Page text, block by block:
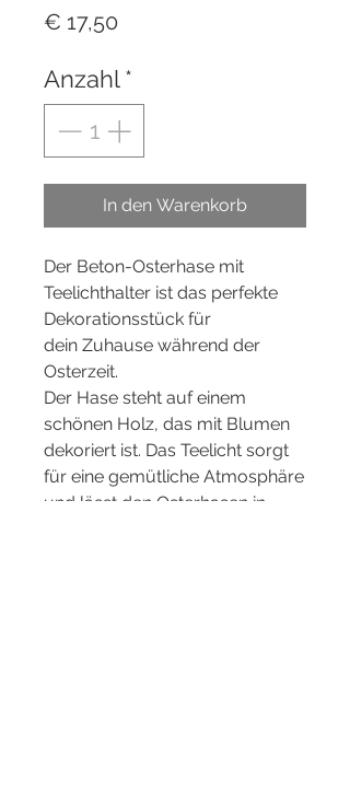
€ 17,50
Anzahl*
In den Warenkorb
Der Beton-Osterhase mit
Teelichthalter ist das perfekte
Dekorationsstück für
dein Zuhause während der
Osterzeit.
Der Hase steht auf einem
schönen Holz, das mit Blumen
dekoriert ist. Das Teelicht sorgt
für eine gemütliche Atmosphäre
und lässt den Osterhasen in